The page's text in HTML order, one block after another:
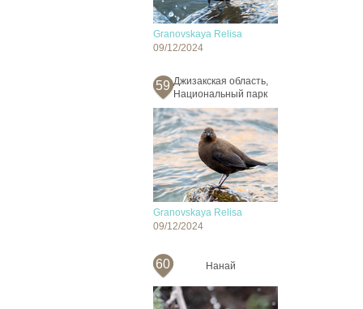
Granovskaya Relisa
09/12/2024
59 Джизакская область,
Национальный парк
Granovskaya Relisa
09/12/2024
60 Нанай